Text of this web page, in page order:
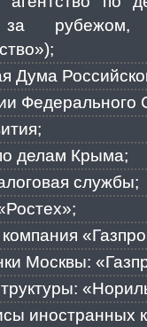
рубежом,
Дума
Федерального
делам Крыма;
службы;
компания
Москвы:
иностранных